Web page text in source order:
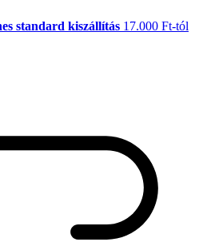
standard kiszállítás 17.000 Ft-tól